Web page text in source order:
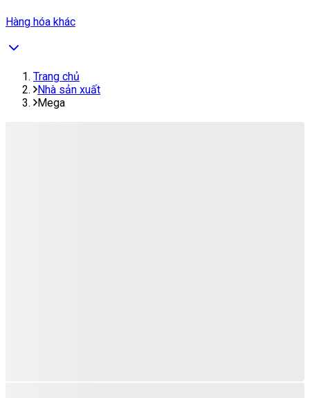
Hàng hóa khác
Trang chủ
Nhà sản xuất
Mega